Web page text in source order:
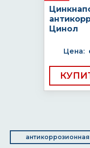
Цинол
Цена: